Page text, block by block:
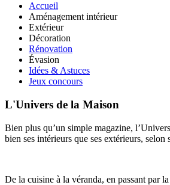
Accueil
Aménagement intérieur
Extérieur
Décoration
Rénovation
Évasion
Idées & Astuces
Jeux concours
L'Univers de la Maison
Bien plus qu’un simple magazine,
bien ses intérieurs que ses extérieurs, selon
De la cuisine à la véranda, en passant par